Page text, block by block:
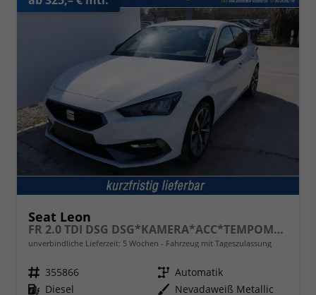
Seat Leon
FR 2.0 TDI DSG DSG*KAMERA*ACC*TEMPOMAT*NAVI*3-ZONE KLIMAAUTOMATIK*VIRTUAL COCKPIT*
unverbindliche Lieferzeit: 5 Wochen Fahrzeug mit Tageszulassung
Fahrzeugnr. 355866 Getriebe Automatik
Kraftstoff Diesel Außenfarbe Nevadaweiß Metallic